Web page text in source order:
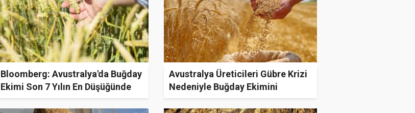
Bloomberg: Avustralya'da Buğday
Ekimi Son 7 Yılın En Düşüğünde
Avustralya Üreticileri Gübre Krizi
Nedeniyle Buğday Ekimini
Azaltabilir